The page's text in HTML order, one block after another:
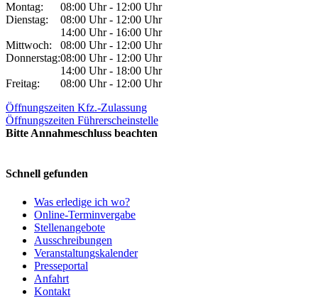
Montag:
08:00 Uhr - 12:00 Uhr
Dienstag:
08:00 Uhr - 12:00 Uhr
14:00 Uhr - 16:00 Uhr
Mittwoch:
08:00 Uhr - 12:00 Uhr
Donnerstag:08:00 Uhr - 12:00 Uhr
14:00 Uhr - 18:00 Uhr
Freitag:
08:00 Uhr - 12:00 Uhr
Öffnungszeiten Kfz.-Zulassung
Öffnungszeiten Führerscheinstelle
Bitte Annahmeschluss beachten
Schnell gefunden
Was erledige ich wo?
Online-Terminvergabe
Stellenangebote
Ausschreibungen
Veranstaltungskalender
Presseportal
Anfahrt
Kontakt